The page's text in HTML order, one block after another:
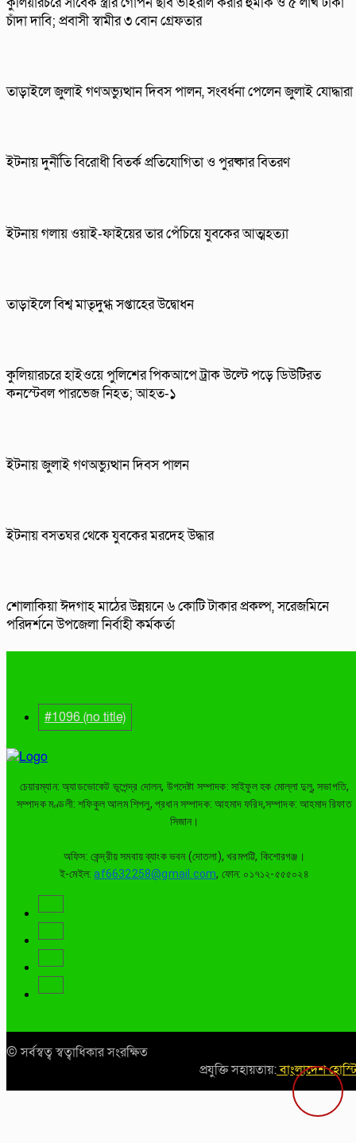
চাঁদা দাবি; প্রবাসী স্বামীর ৩ বোন গ্রেফতার
তাড়াইলে জুলাই গণঅভ্যুত্থান দিবস পালন, সংবর্ধনা পেলেন জুলাই যোদ্ধারা
ইটনায় দুর্নীতি বিরোধী বিতর্ক প্রতিযোগিতা ও পুরষ্কার বিতরণ
ইটনায় গলায় ওয়াই-ফাইয়ের তার পেঁচিয়ে যুবকের আত্মহত্যা
তাড়াইলে বিশ্ব মাতৃদুগ্ধ সপ্তাহের উদ্বোধন
কুলিয়ারচরে হাইওয়ে পুলিশের পিকআপে ট্রাক উল্টে পড়ে ডিউটিরত
কনস্টেবল পারভেজ নিহত; আহত-১
ইটনায় জুলাই গণঅভ্যুত্থান দিবস পালন
ইটনায় বসতঘর থেকে যুবকের মরদেহ উদ্ধার
শোলাকিয়া ঈদগাহ মাঠের উন্নয়নে ৬ কোটি টাকার প্রকল্প, সরেজমিনে
পরিদর্শনে উপজেলা নির্বাহী কর্মকর্তা
#1096 (no title)
চেয়ারম্যান: অ্যাডভোকেট ভূপেন্দ্র দোলন, উপদেষ্টা সম্পাদক: সাইফুল হক মোল্লা দুলু, সভাপতি,
সম্পাদক মণ্ডলী: শফিকুল আলম শিপলু, প্রধান সম্পাদক: আহমাদ ফরিদ,সম্পাদক: আহমাদ রিফাত
সিজান।
অফিস: কেন্দ্রীয় সমবায় ব্যাংক ভবন (দোতলা), খরমপট্টি, কিশোরগঞ্জ।
ই-মেইল:af6632258@gmail.com, ফোন: ০১৭১২-৫৫৫০২৪
© সর্বস্বত্ব স্বত্বাধিকার সংরক্ষিত
প্রযুক্তি সহায়তায়:বাংলাদেশ